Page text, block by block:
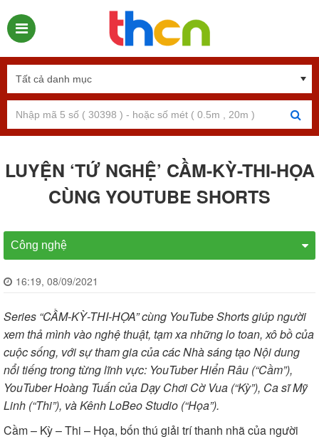
LUYỆN ‘TỨ NGHỆ’ CẦM-KỲ-THI-HỌA
CÙNG YOUTUBE SHORTS
Công nghệ
16:19, 08/09/2021
Series “CẦM-KỲ-THI-HỌA” cùng YouTube Shorts giúp người
xem thả mình vào nghệ thuật, tạm xa những lo toan, xô bồ của
cuộc sống, với sự tham gia của các Nhà sáng tạo Nội dung
nổi tiếng trong từng lĩnh vực: YouTuber Hiển Râu (“Cầm”),
YouTuber Hoàng Tuấn của Dạy Chơi Cờ Vua (“Kỳ”), Ca sĩ Mỹ
Linh (“Thi”), và Kênh LoBeo Studio (“Họa”).
Cầm – Kỳ – Thi – Họa, bốn thú giải trí thanh nhã của người